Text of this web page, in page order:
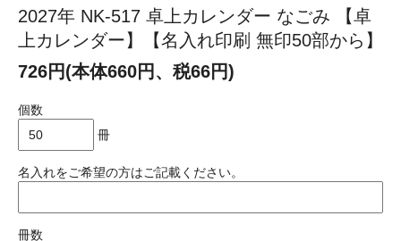
2027年 NK-517 卓上カレンダー なごみ 【卓
上カレンダー】【名入れ印刷 無印50部から】
726円(本体660円、税66円)
個数
冊
名入れをご希望の方はご記載ください。
冊数